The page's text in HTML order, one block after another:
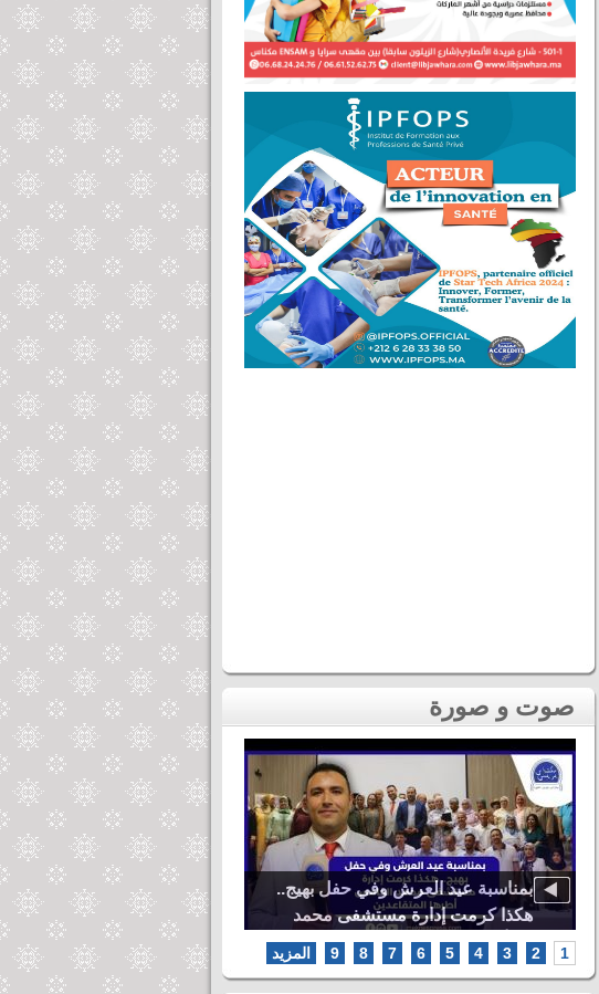
بمناسبة عيد العرش وفي حفل بهيج..
هكذا كرمت إدارة مستشفى محمد
الخامس أطرها المتقاعدين
1
2
3
4
5
6
7
8
9 المزيد